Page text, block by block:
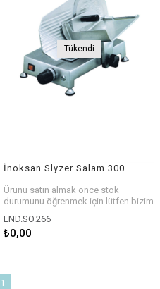
Tükendi
Ürünü satın almak önce stok
durumunu öğrenmek için lütfen bizim
END.SO.266
₺0,00
1